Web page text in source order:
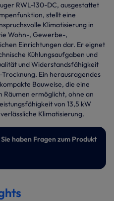
RWL-130-DC, ausgestattet
stellt eine
Klimatisierung in
Wohn-, Gewerbe-,
Einrichtungen dar. Er eignet
Kühlungsaufgaben und
und Widerstandsfähigkeit
Ein herausragendes
Bauweise, die eine
Räumen ermöglicht, ohne an
von 13,5 kW
Klimatisierung.
haben Fragen zum Produkt